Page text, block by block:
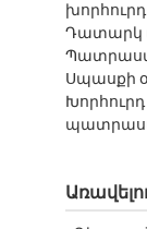
Դատարկ
Սպասքի